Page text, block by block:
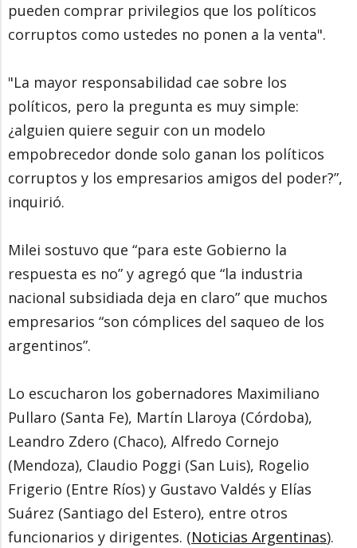
pueden comprar privilegios que los políticos
corruptos como ustedes no ponen a la venta".
"La mayor responsabilidad cae sobre los
políticos, pero la pregunta es muy simple:
¿alguien quiere seguir con un modelo
empobrecedor donde solo ganan los políticos
corruptos y los empresarios amigos del poder?”,
inquirió.
Milei sostuvo que “para este Gobierno la
respuesta es no” y agregó que “la industria
nacional subsidiada deja en claro” que muchos
empresarios “son cómplices del saqueo de los
argentinos”.
Lo escucharon los gobernadores Maximiliano
Pullaro (Santa Fe), Martín Llaroya (Córdoba),
Leandro Zdero (Chaco), Alfredo Cornejo
(Mendoza), Claudio Poggi (San Luis), Rogelio
Frigerio (Entre Ríos) y Gustavo Valdés y Elías
Suárez (Santiago del Estero), entre otros
funcionarios y dirigentes. (Noticias Argentinas).